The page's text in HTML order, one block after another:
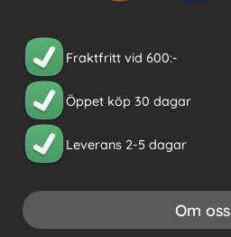
Fraktfritt vid 600:-
Öppet köp 30 dagar
Leverans 2-5 dagar
Om oss